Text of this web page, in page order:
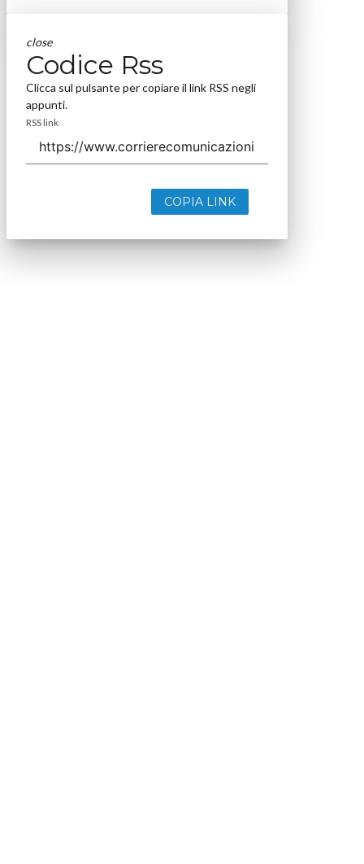
close
Codice Rss
Clicca sul pulsante per copiare il link RSS negli
appunti.
RSS link
COPIA LINK